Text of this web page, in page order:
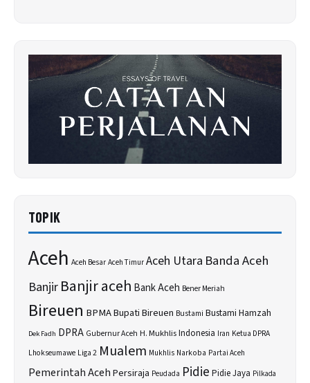
TOPIK
Aceh Aceh Besar Aceh Timur Aceh Utara Banda Aceh
BanjirBanjir aceh Bank Aceh Bener Meriah
Bireuen BPMABupati Bireuen Bustami Bustami Hamzah
Dek Fadh DPRA Gubernur Aceh H. MukhlisIndonesia Iran Ketua DPRA
Lhokseumawe Liga 2 Mualem Mukhlis Narkoba Partai Aceh
Pemerintah AcehPersiraja Peudada Pidie Pidie Jaya Pilkada